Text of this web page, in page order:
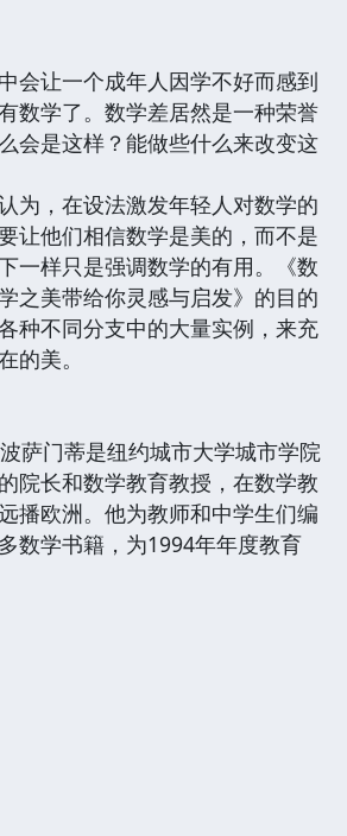
让一个成年人因学不好而感到
数学了。数学差居然是一种荣誉
会是这样？能做些什么来改变这
，在设法激发年轻人对数学的
让他们相信数学是美的，而不是
一样只是强调数学的有用。《数
之美带给你灵感与启发》的目的
种不同分支中的大量实例，来充
的美。
波萨门蒂是纽约城市大学城市学院
院长和数学教育教授，在数学教
播欧洲。他为教师和中学生们编
数学书籍，为1994年年度教育